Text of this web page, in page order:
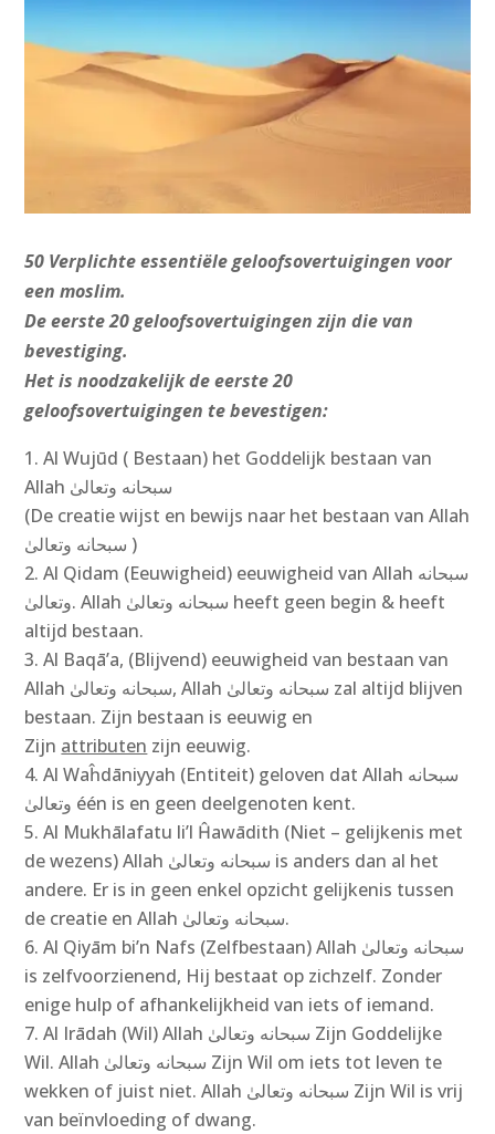
50 Verplichte essentiële geloofsovertuigingen voor
een moslim.
De eerste 20 geloofsovertuigingen zijn die van
bevestiging.
Het is noodzakelijk de eerste 20
geloofsovertuigingen te bevestigen:
Al Wujūd ( Bestaan) het Goddelijk bestaan van
(De creatie wijst en bewijs naar het bestaan van Allah
سبحانه وتعالىٰ‎ )
Al Qidam (Eeuwigheid) eeuwigheid van Allah سبحانه
وتعالىٰ‎. Allah سبحانه وتعالىٰ‎ heeft geen begin & heeft
altijd bestaan.
Al Baqā’a, (Blijvend) eeuwigheid van bestaan van
Allah سبحانه وتعالىٰ‎, Allah سبحانه وتعالىٰ‎ zal altijd blijven
bestaan. Zijn bestaan is eeuwig en
Zijn attributen zijn eeuwig.
Al Waĥdāniyyah (Entiteit) geloven dat Allah سبحانه
وتعالىٰ‎ één is en geen deelgenoten kent.
Al Mukhālafatu li’l Ĥawādith (Niet – gelijkenis met
de wezens) Allah سبحانه وتعالىٰ‎ is anders dan al het
andere. Er is in geen enkel opzicht gelijkenis tussen
de creatie en Allah سبحانه وتعالىٰ‎.
Al Qiyām bi’n Nafs (Zelfbestaan) Allah سبحانه وتعالىٰ‎
is zelfvoorzienend, Hij bestaat op zichzelf. Zonder
enige hulp of afhankelijkheid van iets of iemand.
Al Irādah (Wil) Allah سبحانه وتعالىٰ‎ Zijn Goddelijke
Wil. Allah سبحانه وتعالىٰ‎ Zijn Wil om iets tot leven te
wekken of juist niet. Allah سبحانه وتعالىٰ‎ Zijn Wil is vrij
van beïnvloeding of dwang.